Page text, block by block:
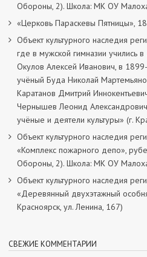
Обороны, 2). Школа: МК ОУ
«Церковь Параскевы Пятницы»,
Объект культурного наследия
где в мужской гимназии учились
Окулов Алексей Иванович, в
учёный Буда Николай
Каратанов Дмитрий
Чернышев Леонид
учёные и деятели культуры» (г.
Объект культурного наследия
«Комплекс пожарного депо»,
Обороны, 2). Школа: МК ОУ
Объект культурного наследия
«Деревянный двухэтажный
Красноярск, ул. Ленина, 167)
СВЕЖИЕ КОММЕНТАРИИ